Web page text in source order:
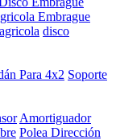
Embrague
disco
Para 4x2 Soporte
Amortiguador
Polea Dirección